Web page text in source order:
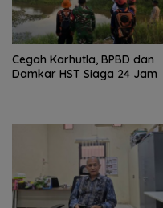
Cegah Karhutla, BPBD dan
Damkar HST Siaga 24 Jam